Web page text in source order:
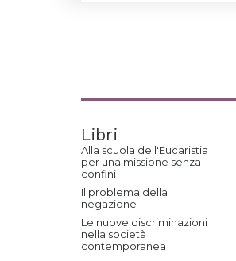
Libri
Alla scuola dell'Eucaristia
per una missione senza
confini
Il problema della
negazione
Le nuove discriminazioni
nella società
contemporanea